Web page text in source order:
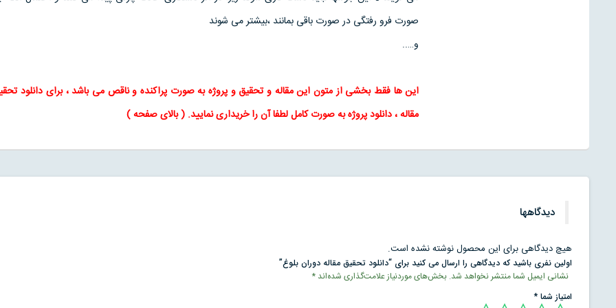
صورت فرو رفتگی در صورت باقی بمانند ،بیشتر می شوند
و…..
این ها فقط بخشی از متون اینمقاله وتحقیق و پروژه به صورت پراکنده و ناقص می باشد ، برای دانلود
مقاله، دانلود پروژه به صورت کامل لطفا آن را خریداری نمایید. (بالای صفحه)
دیدگاهها
هیچ دیدگاهی برای این محصول نوشته نشده است.
اولین نفری باشید که دیدگاهی را ارسال می کنید برای “دانلود تحقیق مقاله دوران بلوغ”
نشانی ایمیل شما منتشر نخواهد شد. بخش‌های موردنیاز علامت‌گذاری شده‌اند*
امتیاز شما*